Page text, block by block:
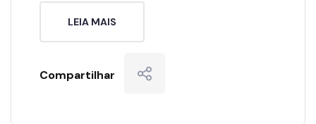
LEIA MAIS
Compartilhar